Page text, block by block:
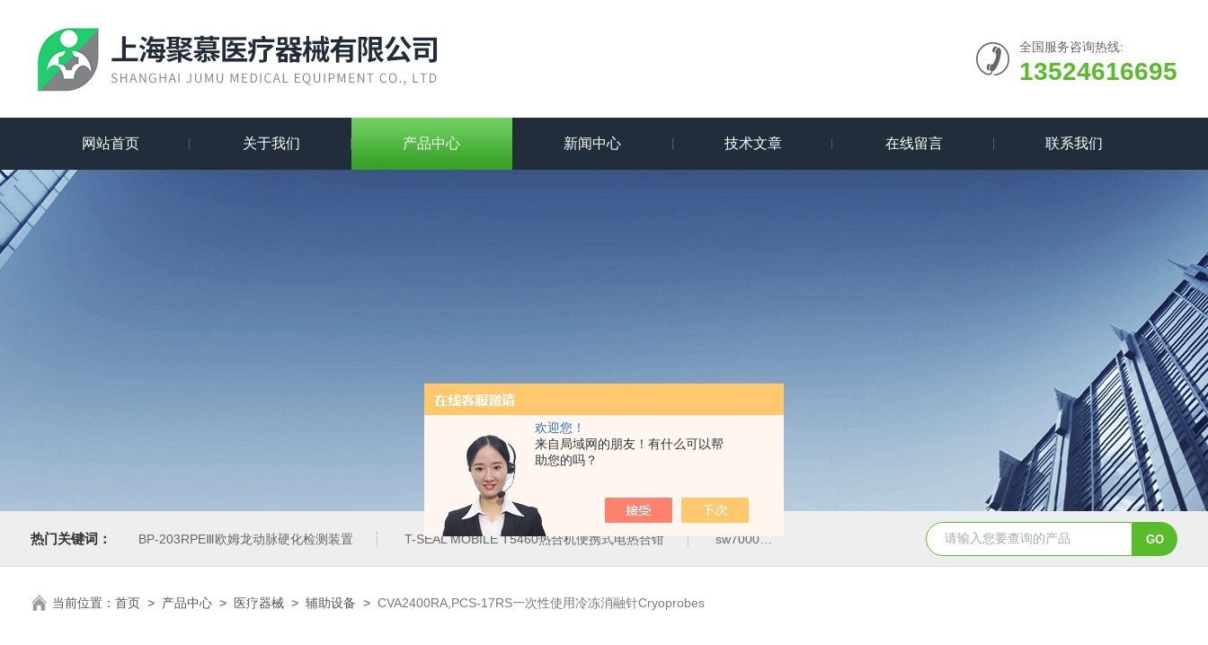
欢迎您！
来自局域网的朋友！有什么可以帮
助您的吗？
全国服务咨询热线:
13524616695
网站首页 关于我们 产品中心 新闻中心 技术文章 在线留言 联系我们
热门关键词： BP-203RPEⅢ欧姆龙动脉硬化检测装置 T-SEAL MOBILE T5460热合机便携式电热合钳 sw7000医用眼科索维角膜内皮细胞计 NHZ-06诺和振动排痰机厂家直销
当前位置： 首页> 产品中心> 医疗器械> 辅助设备 > CVA2400RA,PCS-17RS一次性使用冷冻消融针Cryoprobes